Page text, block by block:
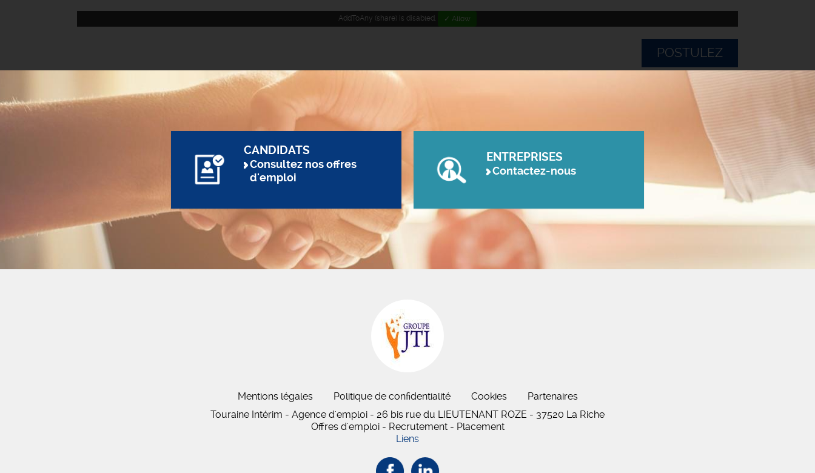
AddToAny (share) is disabled. ✓ Allow
POSTULEZ
CANDIDATS
Consultez nos offres
d'emploi
ENTREPRISES
Contactez-nous
Mentions légales Politique de confidentialité Cookies
Partenaires
Touraine Intérim - Agence d'emploi - 26 bis rue du LIEUTENANT ROZE - 37520 La Riche
Offres d'emploi - Recrutement - Placement
Liens